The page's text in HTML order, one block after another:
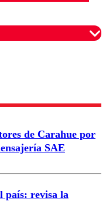
garantizar un
de Carahue por
SAE
país: revisa la